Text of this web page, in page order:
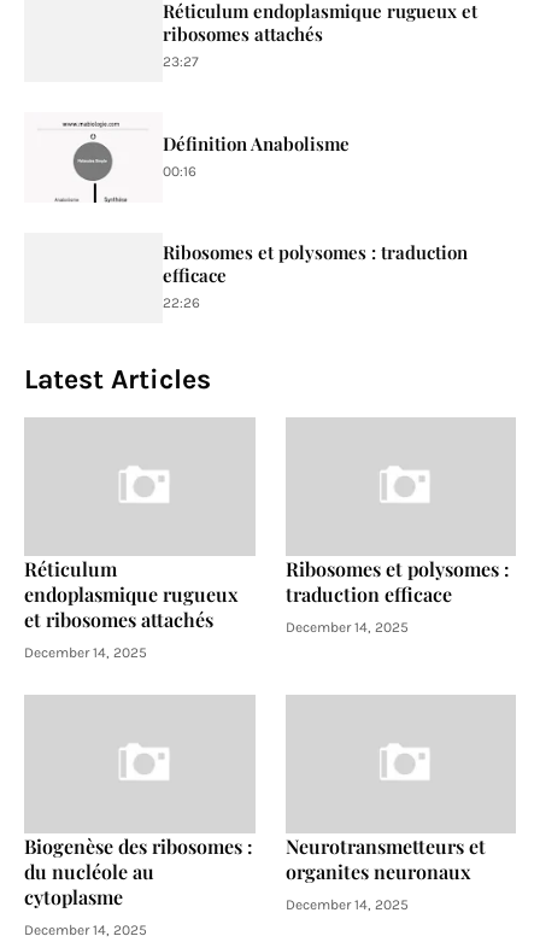
Réticulum endoplasmique rugueux et
ribosomes attachés
23:27
Définition Anabolisme
00:16
Ribosomes et polysomes : traduction
efficace
22:26
Latest Articles
Réticulum
endoplasmique rugueux
et ribosomes attachés
December 14, 2025
Ribosomes et polysomes :
traduction efficace
December 14, 2025
Biogenèse des ribosomes :
du nucléole au
cytoplasme
December 14, 2025
Neurotransmetteurs et
organites neuronaux
December 14, 2025